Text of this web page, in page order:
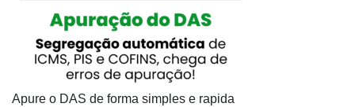
Apure o DAS de forma simples e rapida